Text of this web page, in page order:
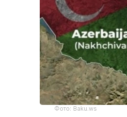
Фото: Baku.ws